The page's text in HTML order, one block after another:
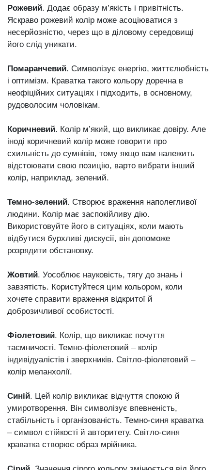
Рожевий. Додає образу м’якість і привітність.
Яскраво рожевий колір може асоціюватися з
несерйозністю, через що в діловому середовищі
його слід уникати.
Помаранчевий. Символізує енергію, життєлюбність
і оптимізм. Краватка такого кольору доречна в
неофіційних ситуаціях і підходить, в основному,
рудоволосим чоловікам.
Коричневий. Колір м’який, що викликає довіру. Але
іноді коричневий колір може говорити про
схильність до сумнівів, тому якщо вам належить
відстоювати свою позицію, варто вибрати інший
колір, наприклад, зелений.
Темно-зелений. Створює враження наполегливої
людини. Колір має заспокійливу дію.
Використовуйте його в ситуаціях, коли мають
відбутися бурхливі дискусії, він допоможе
розрядити обстановку.
Жовтий. Уособлює науковість, тягу до знань і
завзятість. Користуйтеся цим кольором, коли
хочете справити враження відкритої й
доброзичливої особистості.
Фіолетовий. Колір, що викликає почуття
таємничості. Темно-фіолетовий ‒ колір
індивідуалістів і зверхників. Світло-фіолетовий ‒
колір меланхолії.
Синій. Цей колір викликає відчуття спокою й
умиротворення. Він символізує впевненість,
стабільність і організованість. Темно-синя краватка
‒ символ стійкості й авторитету. Світло-синя
краватка створює образ мрійника.